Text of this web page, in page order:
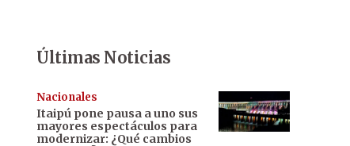
Últimas Noticias
Nacionales
Itaipú pone pausa a uno sus
mayores espectáculos para
modernizar: ¿Qué cambios